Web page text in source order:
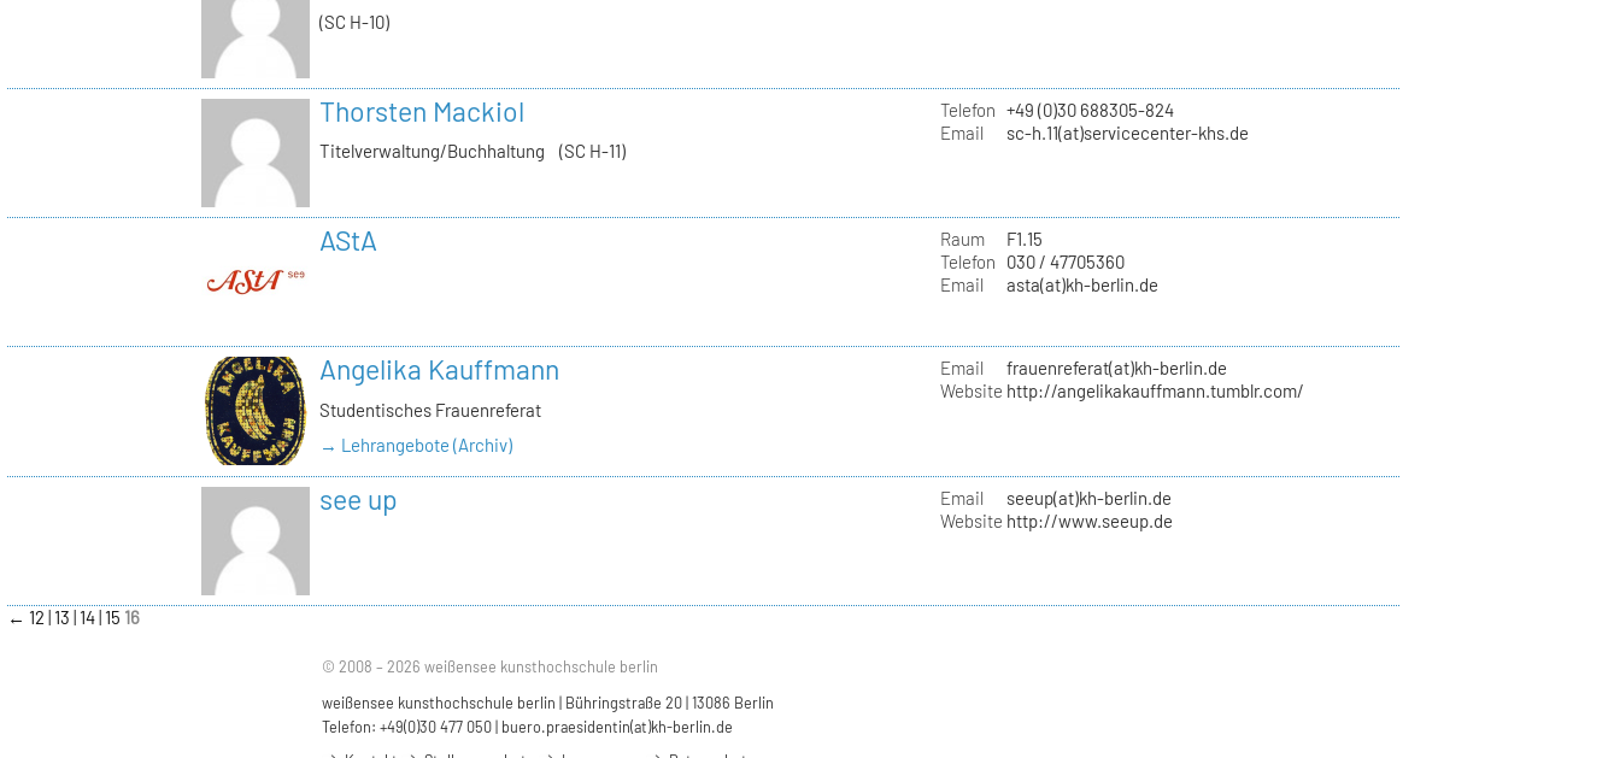
(SC H-10)
Thorsten Mackiol
Titelverwaltung/Buchhaltung (SC H-11)
Telefon +49 (0)30 688305-824
Email
sc-h.11(at)servicecenter-khs.de
AStA Raum
F1.15
Telefon
030 / 47705360
Email
asta(at)kh-berlin.de
Angelika Kauffmann
Studentisches Frauenreferat
→ Lehrangebote (Archiv)
Email
frauenreferat(at)kh-berlin.de
Website http://angelikakauffmann.tumblr.com/
see up Email
seeup(at)kh-berlin.de
Website http://www.seeup.de
← 12 13 14 15 16
© 2008 – 2026 weißensee kunsthochschule berlin
weißensee kunsthochschule berlin | Bühringstraße 20 | 13086 Berlin
Telefon: +49(0)30 477 050 | buero.praesidentin(at)kh-berlin.de